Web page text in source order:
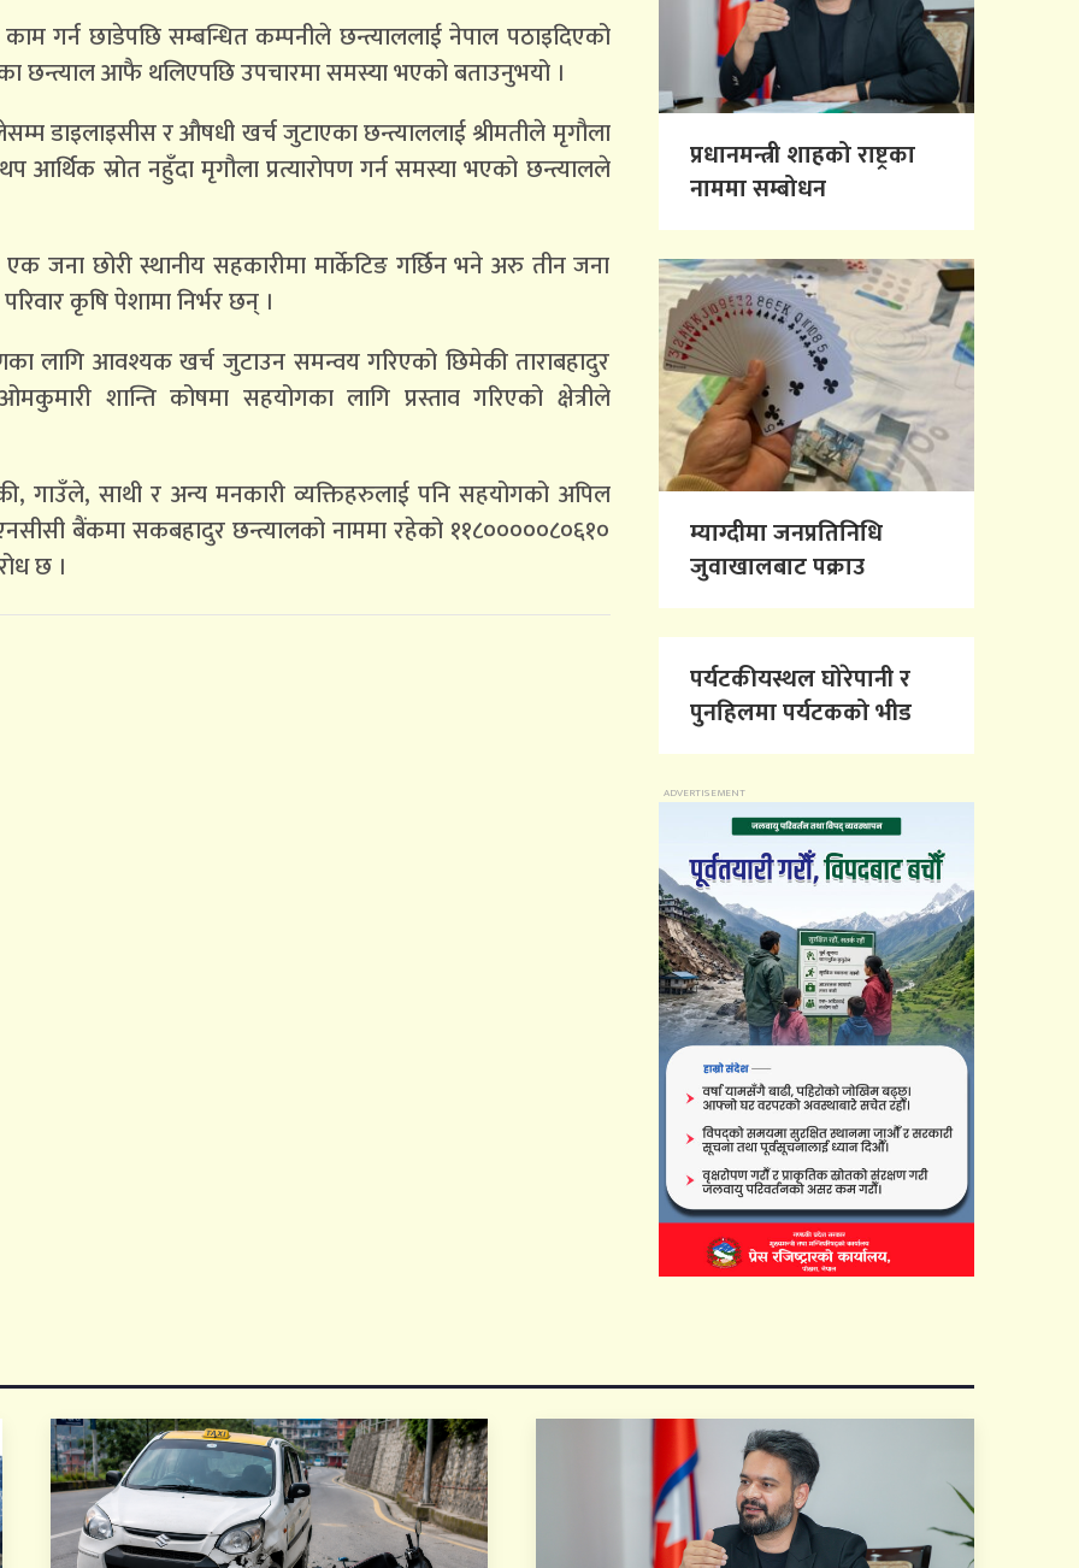
गर्न छाडेपछि सम्बन्धित कम्पनीले छन्त्याललाई नेपाल पठाइदिएको
छन्त्याल आफै थलिएपछि उपचारमा समस्या भएको बताउनुभयो ।
डाइलाइसीस र औषधी खर्च जुटाएका छन्त्याललाई श्रीमतीले मृगौला
आर्थिक स्रोत नहुँदा मृगौला प्रत्यारोपण गर्न समस्या भएको छन्त्यालले
जना छोरी स्थानीय सहकारीमा मार्केटिङ गर्छिन भने अरु तीन जना
कृषि पेशामा निर्भर छन् ।
लागि आवश्यक खर्च जुटाउन समन्वय गरिएको छिमेकी ताराबहादुर
शान्ति कोषमा सहयोगका लागि प्रस्ताव गरिएको क्षेत्रीले
साथी र अन्य मनकारी व्यक्तिहरुलाई पनि सहयोगको अपिल
बैंकमा सकबहादुर छन्त्यालको नाममा रहेको ११८०००००८०६१०
छ ।
प्रधानमन्त्री शाहको राष्ट्रका
नाममा सम्बोधन
म्याग्दीमा जनप्रतिनिधि
जुवाखालबाट पक्राउ
पर्यटकीयस्थल घोरेपानी र
पुनहिलमा पर्यटकको भीड